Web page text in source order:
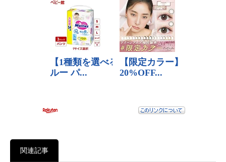
関連記事